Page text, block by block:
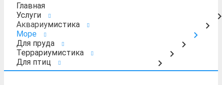
Главная
Услуги
Аквариумистика
Море
Для пруда
Террариумистика
Для птиц